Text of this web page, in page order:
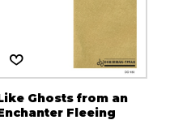
Ghosts from an
Fleeing